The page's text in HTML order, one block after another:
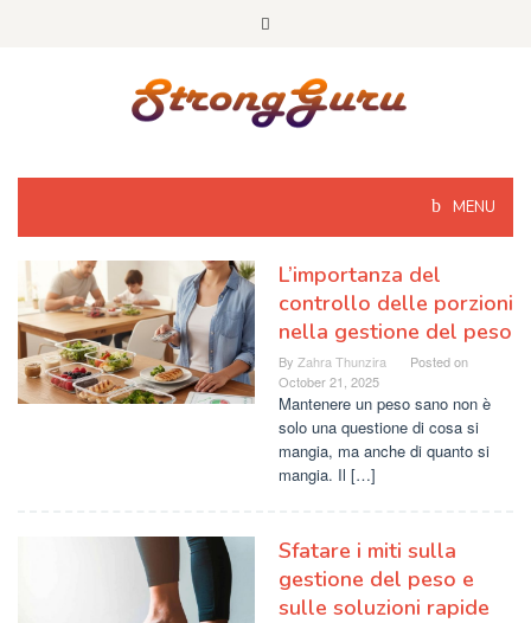
MENU
L’importanza del
controllo delle porzioni
nella gestione del peso
By Zahra Thunzira
Posted on
October 21, 2025
Mantenere un peso sano non è
solo una questione di cosa si
mangia, ma anche di quanto si
mangia. Il […]
Sfatare i miti sulla
gestione del peso e
sulle soluzioni rapide